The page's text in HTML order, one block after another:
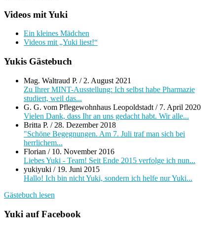
Videos mit Yuki
Ein kleines Mädchen
Videos mit „Yuki liest!“
Yukis Gästebuch
Mag. Waltraud P. / 2. August 2021
Zu Ihrer MINT-Ausstellung: Ich selbst habe Pharmazie
studiert, weil das...
G. G. vom Pflegewohnhaus Leopoldstadt / 7. April 2020
Vielen Dank, dass Ihr an uns gedacht habt. Wir alle...
Britta P. / 28. Dezember 2018
"Schöne Begegnungen. Am 7. Juli traf man sich bei
herrlichem...
Florian / 10. November 2016
Liebes Yuki - Team! Seit Ende 2015 verfolge ich nun...
yukiyuki / 19. Juni 2015
Hallo! Ich bin nicht Yuki, sondern ich helfe nur Yuki...
Gästebuch lesen
Yuki auf Facebook